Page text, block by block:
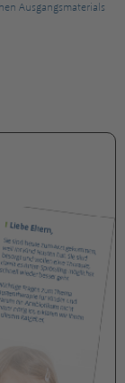
Ausgangsmaterials